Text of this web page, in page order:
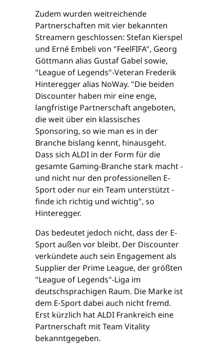
Zudem wurden weitreichende
Partnerschaften mit vier bekannten
Streamern geschlossen: Stefan Kierspel
und Erné Embeli von "FeelFIFA", Georg
Göttmann alias Gustaf Gabel sowie,
"League of Legends"-Veteran Frederik
Hinteregger alias NoWay. "Die beiden
Discounter haben mir eine enge,
langfristige Partnerschaft angeboten,
die weit über ein klassisches
Sponsoring, so wie man es in der
Branche bislang kennt, hinausgeht.
Dass sich ALDI in der Form für die
gesamte Gaming-Branche stark macht -
und nicht nur den professionellen E-
Sport oder nur ein Team unterstützt -
finde ich richtig und wichtig", so
Hinteregger.
Das bedeutet jedoch nicht, dass der E-
Sport außen vor bleibt. Der Discounter
verkündete auch sein Engagement als
Supplier der Prime League, der größten
"League of Legends"-Liga im
deutschsprachigen Raum. Die Marke ist
dem E-Sport dabei auch nicht fremd.
Erst kürzlich hat ALDI Frankreich eine
Partnerschaft mit Team Vitality
bekanntgegeben.